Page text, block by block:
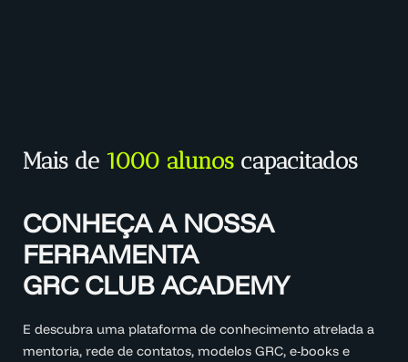
Mais de 1000 alunos capacitados
CONHEÇA A NOSSA
FERRAMENTA
GRC CLUB ACADEMY
E descubra uma plataforma de conhecimento atrelada a
mentoria, rede de contatos, modelos GRC, e-books e